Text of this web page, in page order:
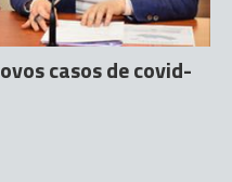
casos de covid-